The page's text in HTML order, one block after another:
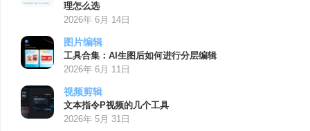
理怎么选
2026年 6月 14日
图片编辑
工具合集：AI生图后如何进行分层编辑
2026年 6月 11日
视频剪辑
文本指令P视频的几个工具
2026年 5月 31日